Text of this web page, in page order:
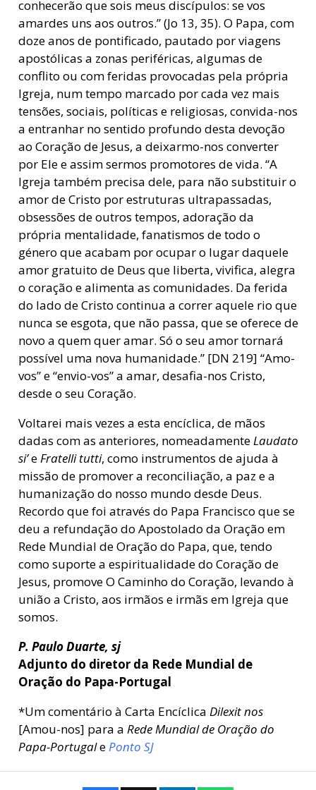
conhecerão que sois meus discípulos: se vos
amardes uns aos outros.” (Jo 13, 35). O Papa, com
doze anos de pontificado, pautado por viagens
apostólicas a zonas periféricas, algumas de
conflito ou com feridas provocadas pela própria
Igreja, num tempo marcado por cada vez mais
tensões, sociais, políticas e religiosas, convida-nos
a entranhar no sentido profundo desta devoção
ao Coração de Jesus, a deixarmo-nos converter
por Ele e assim sermos promotores de vida. “A
Igreja também precisa dele, para não substituir o
amor de Cristo por estruturas ultrapassadas,
obsessões de outros tempos, adoração da
própria mentalidade, fanatismos de todo o
género que acabam por ocupar o lugar daquele
amor gratuito de Deus que liberta, vivifica, alegra
o coração e alimenta as comunidades. Da ferida
do lado de Cristo continua a correr aquele rio que
nunca se esgota, que não passa, que se oferece de
novo a quem quer amar. Só o seu amor tornará
possível uma nova humanidade.” [DN 219] “Amo-
vos” e “envio-vos” a amar, desafia-nos Cristo,
desde o seu Coração.
Voltarei mais vezes a esta encíclica, de mãos
dadas com as anteriores, nomeadamenteLaudato
si’eFratelli tutti, como instrumentos de ajuda à
missão de promover a reconciliação, a paz e a
humanização do nosso mundo desde Deus.
Recordo que foi através do Papa Francisco que se
deu a refundação do Apostolado da Oração em
Rede Mundial de Oração do Papa, que, tendo
como suporte a espiritualidade do Coração de
Jesus, promove O Caminho do Coração, levando à
união a Cristo, aos irmãos e irmãs em Igreja que
somos.
P. Paulo Duarte, sj
Adjunto do diretor da Rede Mundial de
Oração do Papa-Portugal
*Um comentário à Carta Encíclica Dilexit nos
[Amou-nos] para a Rede Mundial de Oração do
Papa-PortugalePonto SJ